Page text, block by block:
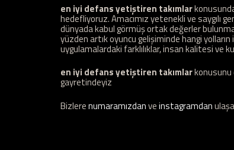
en iyi defans yetiştiren takımlar
hedefliyoruz. Amacımız yetenekli ve saygılı
dünyada kabul görmüş ortak değerler
yüzden artık oyuncu gelişiminde hangi
uygulamalardaki farklılıklar, insan kalitesi ve
en iyi defans yetiştiren takımlarkonusunu
gayretindeyiz
Bizlerenumaramızdanveinstagramdan